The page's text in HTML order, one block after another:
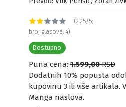
(2.25/5;
broj glasova: 4)
Dostupno
Puna cena: 1.599,00RSD
Dodatnih 10% popusta
kupovinu 3 ili više artikala.
Manga naslova.